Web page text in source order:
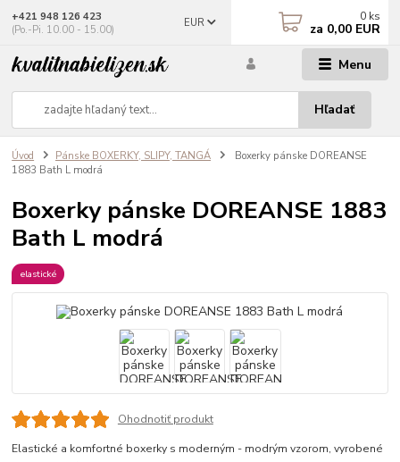
Menu
EUR
Hľadať
+421 948 126 423
(Po.-Pi. 10.00 - 15.00)
0 ks
za 0,00 EUR
Úvod Pánske BOXERKY, SLIPY, TANGÁ
Boxerky pánske DOREANSE
1883 Bath L modrá
Boxerky pánske DOREANSE 1883
Bath L modrá
elastické
Ohodnotiť produkt
Elastické a komfortné boxerky s moderným - modrým vzorom, vyrobené